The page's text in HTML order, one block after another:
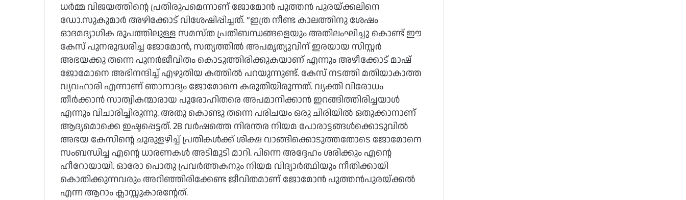
ധര്‍മ്മ വിജയത്തിന്റെ പ്രതിരുപമെന്നാണ് ജോമോന്‍ പുത്തന്‍ പുരയ്ക്കലിനെ
ഡോ.സുകുമാര്‍ അഴിക്കോട് വിശേഷിപ്പിച്ചത്. ”ഇത്ര നീണ്ട കാലത്തിനു ശേഷം
ഓദമദ്യാഗിക രൂപത്തിലുള്ള സമസ്ത പ്രതിബന്ധങ്ങളെയും അതിലംഘിച്ചു കൊണ്ട് ഈ
കേസ് പുനരുദ്ധരിച്ച ജോമോന്‍, സത്യത്തില്‍ അപമൃത്യുവിന് ഇരയായ സിസ്റ്റര്‍
അഭയക്കു തന്നെ പുനര്‍ജീവിതം കൊടുത്തിരിക്കുകയാണ് എന്നും അഴീക്കോട് മാഷ്
ജോമോനെ അഭിനന്ദിച്ച് എഴുതിയ കത്തില്‍ പറയുന്നുണ്ട്. കേസ് നടത്തി മതിയാകാത്ത
വ്യവഹാരി എന്നാണ് ഞാനാദ്യം ജോമോനെ കരുതിയിരുന്നത്. വ്യക്തി വിരോധം
തീര്‍ക്കാന്‍ സാത്വികന്മാരായ പുരോഹിതരെ അപമാനിക്കാന്‍ ഇറങ്ങിത്തിരിച്ചയാള്‍
എന്നും വിചാരിച്ചിരുന്നു. അതു കൊണ്ടു തന്നെ പരിചയം ഒരു ചിരിയില്‍ ഒതുക്കാനാണ്
ആദ്യമൊക്കെ ഇഷ്ടപ്പെട്ടത്. 28 വര്‍ഷത്തെ നിരന്തര നിയമ പോരാട്ടങ്ങള്‍ക്കൊടുവില്‍
അഭയ കേസിന്റെ ചുരുളഴിച്ച് പ്രതികള്‍ക്ക് ശിക്ഷ വാങ്ങിക്കൊടുത്തതോടെ ജോമോനെ
സംബന്ധിച്ച എന്റെ ധാരണകള്‍ അടിമുടി മാറി. പിന്നെ അദ്ദേഹം ശരിക്കും എന്റെ
ഹീറോയായി. ഓരോ പൊതു പ്രവര്‍ത്തകനും നിയമ വിദ്യാര്‍ത്ഥിയും നീതിക്കായി
കൊതിക്കുന്നവരും അറിഞ്ഞിരിക്കേണ്ട ജീവിതമാണ് ജോമോന്‍ പുത്തന്‍പുരയ്ക്കല്‍
എന്ന ആറാം ക്ലാസ്സുകാരന്റേത്.